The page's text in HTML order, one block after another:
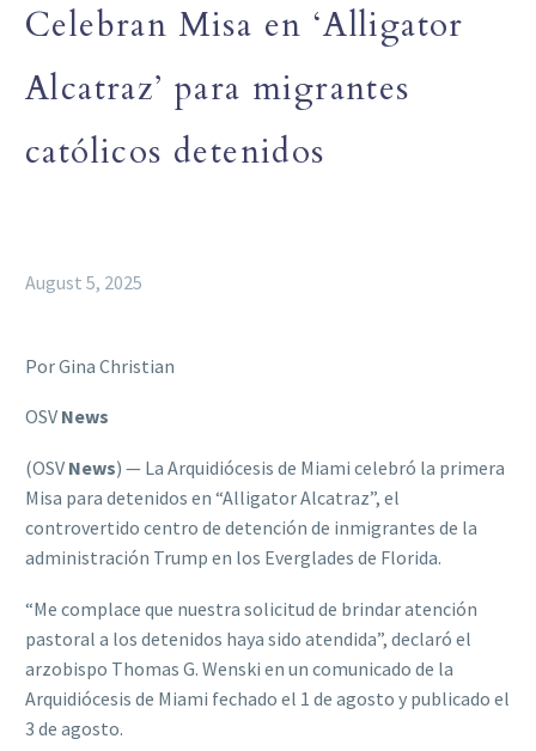
Celebran Misa en ‘Alligator
Alcatraz’ para migrantes
católicos detenidos
August 5, 2025
Por Gina Christian
OSV News
(OSV News) — La Arquidiócesis de Miami celebró la primera
Misa para detenidos en “Alligator Alcatraz”, el
controvertido centro de detención de inmigrantes de la
administración Trump en los Everglades de Florida.
“Me complace que nuestra solicitud de brindar atención
pastoral a los detenidos haya sido atendida”, declaró el
arzobispo Thomas G. Wenski en un comunicado de la
Arquidiócesis de Miami fechado el 1 de agosto y publicado el
3 de agosto.